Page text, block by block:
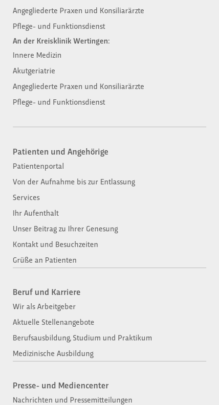
Angegliederte Praxen und Konsiliarärzte
Pflege- und Funktionsdienst
An der Kreisklinik Wertingen:
Innere Medizin
Akutgeriatrie
Angegliederte Praxen und Konsiliarärzte
Pflege- und Funktionsdienst
Patienten und Angehörige​
Patientenportal
Von der Aufnahme bis zur Entlassung​
Services
Ihr Aufenthalt
Unser Beitrag zu Ihrer Genesung
Kontakt und Besuchzeiten
Grüße an Patienten
Beruf und Karriere
Wir als Arbeitgeber
Aktuelle Stellenangebote
Berufsausbildung, Studium und Praktikum
Medizinische Ausbildung
Presse- und Mediencenter
Nachrichten und Pressemitteilungen